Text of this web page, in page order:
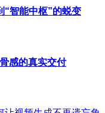
“智能中枢”的蜕变
感的真实交付